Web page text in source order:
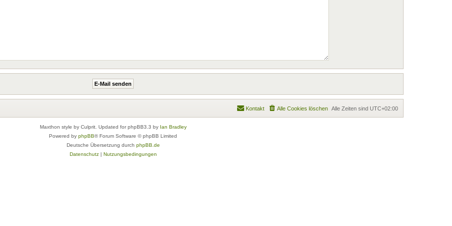
Alle Zeiten sind UTC+02:00
Alle Cookies löschen
Kontakt
Maxthon style by Culprit. Updated for phpBB3.3 by Ian Bradley
Powered by phpBB® Forum Software © phpBB Limited
Deutsche Übersetzung durch phpBB.de
Datenschutz| Nutzungsbedingungen